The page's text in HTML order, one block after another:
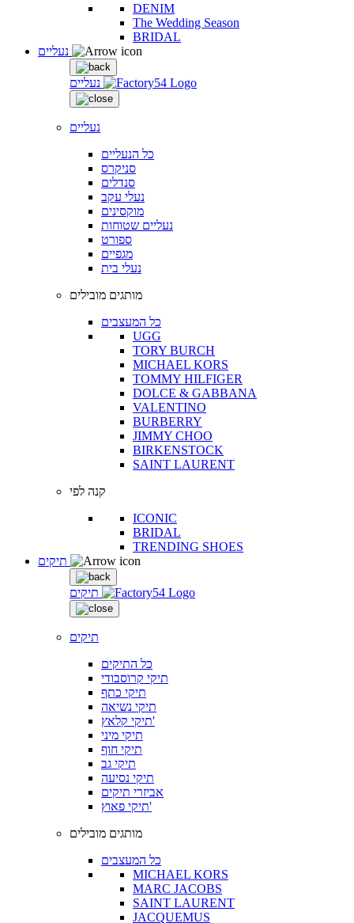
DENIM
The Wedding Season
BRIDAL
נעליים
נעליים
כל הנעליים
סניקרס
סנדלים
נעלי עקב
מוקסינים
נעליים שטוחות
ספורט
מגפיים
נעלי בית
מותגים מובילים
כל המעצבים
UGG
TORY BURCH
MICHAEL KORS
TOMMY HILFIGER
DOLCE & GABBANA
VALENTINO
BURBERRY
JIMMY CHOO
BIRKENSTOCK
SAINT LAURENT
קנה לפי
ICONIC
BRIDAL
TRENDING SHOES
תיקים
תיקים
כל התיקים
תיקי קרוסבודי
תיקי כתף
תיקי נשיאה
תיקי קלאץ'
תיקי מיני
תיקי חוף
תיקי גב
תיקי נסיעה
אביזרי תיקים
תיקי פאוץ'
מותגים מובילים
כל המעצבים
MICHAEL KORS
MARC JACOBS
SAINT LAURENT
JACQUEMUS